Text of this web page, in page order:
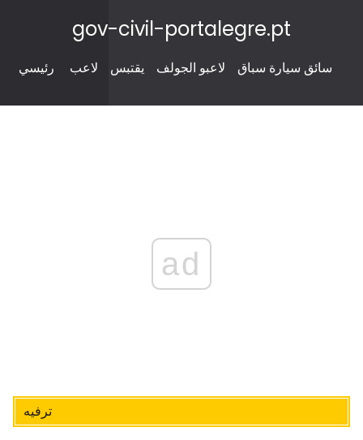
gov-civil-portalegre.pt
رئيسي لاعب يقتبس لاعبو الجولف سائق سيارة سباق
ad
ترفيه